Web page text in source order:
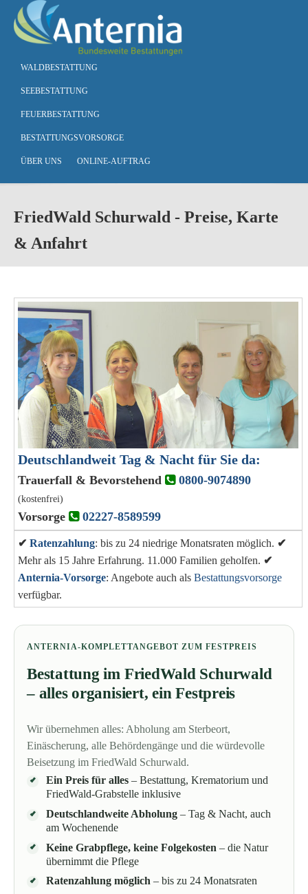
Skip to main content
WALDBESTATTUNG
SEEBESTATTUNG
FEUERBESTATTUNG
BESTATTUNGSVORSORGE
ÜBER UNS ONLINE-AUFTRAG
FriedWald Schurwald - Preise, Karte
& Anfahrt
Deutschlandweit Tag & Nacht für Sie da:
Trauerfall & Bevorstehend 0800-9074890
(kostenfrei)
Vorsorge 02227-8589599
✔ Ratenzahlung: bis zu 24 niedrige Monatsraten möglich. ✔
Mehr als 15 Jahre Erfahrung. 11.000 Familien geholfen. ✔
Anternia-Vorsorge: Angebote auch als Bestattungsvorsorge
verfügbar.
ANTERNIA-KOMPLETTANGEBOT ZUM FESTPREIS
Bestattung im FriedWald Schurwald
– alles organisiert, ein Festpreis
Wir übernehmen alles: Abholung am Sterbeort,
Einäscherung, alle Behördengänge und die würdevolle
Beisetzung im FriedWald Schurwald.
Ein Preis für alles– Bestattung, Krematorium und
FriedWald-Grabstelle inklusive
Deutschlandweite Abholung– Tag & Nacht, auch
am Wochenende
Keine Grabpflege, keine Folgekosten – die Natur
übernimmt die Pflege
Ratenzahlung möglich – bis zu 24 Monatsraten